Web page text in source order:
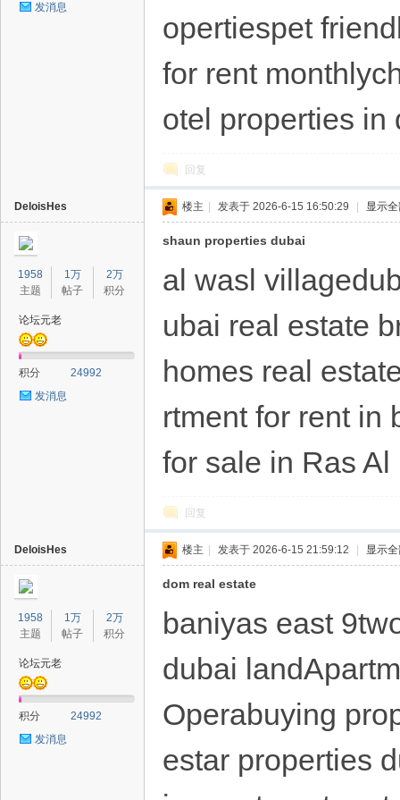
发消息
opertiespet
for rent
otel properties in
回复
DeloisHes
1958
主题
1万
帖子
2万
积分
论坛元老
积分
24992
发消息
楼主 发表于 2026-6-15 16:50:29 显示
shaun properties dubai
al wasl
ubai real estate
homes real
rtment for rent in
for sale in Ras
回复
DeloisHes
1958
主题
1万
帖子
2万
积分
论坛元老
积分
24992
发消息
楼主 发表于 2026-6-15 21:59:12 显示
dom real estate
baniyas east
dubai
Operabuying
estar properties